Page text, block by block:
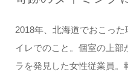
2018年、北海道でおこっ
イレでのこと。個室の上部
ラを発見した女性従業員。